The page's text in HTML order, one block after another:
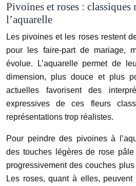
Pivoines et roses : classiques
l’aquarelle
Les pivoines et les roses restent
pour les faire-part de mariage,
évolue. L’aquarelle permet de
dimension, plus douce et plus
actuelles favorisent des
expressives de ces fleurs
représentations trop réalistes.
Pour peindre des pivoines à
des touches légères de rose
progressivement des couches plus
Les roses, quant à elles,